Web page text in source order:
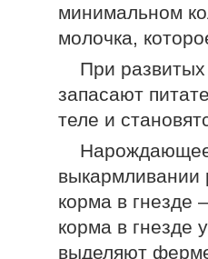
минимальном
мо­лочка,
При
запасают
теле и
выкармливании
корма в гнезде
корма в гнезде
выделяют